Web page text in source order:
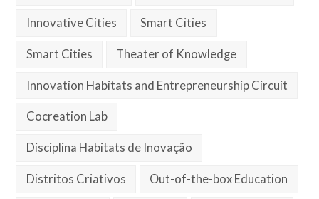
Innovative Cities Smart Cities
Smart Cities Theater of Knowledge
Innovation Habitats and Entrepreneurship Circuit
Cocreation Lab
Disciplina Habitats de Inovação
Distritos Criativos Out-of-the-box Education